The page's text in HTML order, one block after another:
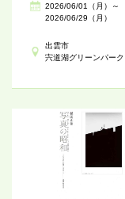
2026/06/01（月）～
2026/06/29（月）
出雲市
宍道湖グリーンパーク